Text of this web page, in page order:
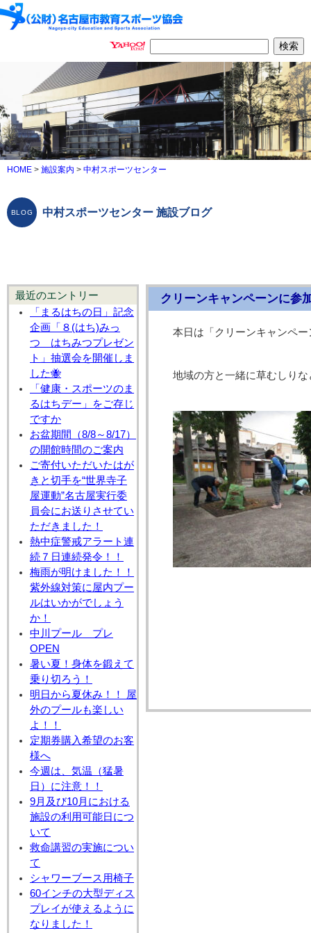
HOME > 施設案内 > 中村スポーツセンター
中村スポーツセンター 施設ブログ
最近のエントリー
「まるはちの日」記念
企画「８(はち)みっ
つ はちみつプレゼン
ト」抽選会を開催しま
した🐝
「健康・スポーツのま
るはちデー」をご存じ
ですか
お盆期間（8/8～8/17）
の開館時間のご案内
ご寄付いただいたはが
きと切手を“世界寺子
屋運動”名古屋実行委
員会にお送りさせてい
ただきました！
熱中症警戒アラート連
続７日連続発令！！
梅雨が明けました！！
紫外線対策に屋内プー
ルはいかがでしょう
か！
中川プール プレ
OPEN
暑い夏！身体を鍛えて
乗り切ろう！
明日から夏休み！！ 屋
外のプールも楽しい
よ！！
定期券購入希望のお客
様へ
今週は、気温（猛暑
日）に注意！！
9月及び10月における
施設の利用可能日につ
いて
救命講習の実施につい
て
シャワーブース用椅子
60インチの大型ディス
プレイが使えるように
なりました！
クリーンキャンペーンに参
本日は「クリーンキャンペ
地域の方と一緒に草むしり